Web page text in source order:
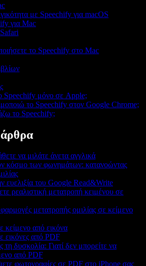
με Speechify για macOS
για Mac
το Speechify στο Mac
Speechify μόνο σε Apple;
το Speechify στον Google Chrome;
το Speechify;
να μιλάτε άνετα αγγλικά
κόσμο των φωνημάτων: κατανοώντας
ευελιξία του Google Read&Write
ρεαλιστική μετατροπή κειμένου σε
μετατροπής ομιλίας σε κείμενο
κείμενο από εικόνα
εικόνες από PDF
τη δυσκολία: Γιατί δεν μπορείτε να
από PDF
φωτογραφίες σε PDF στο iPhone σας